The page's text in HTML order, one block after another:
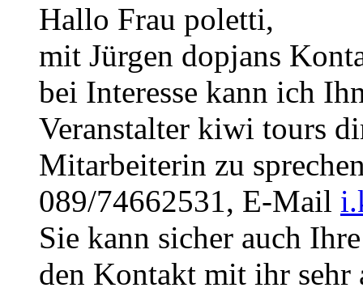
Hallo Frau poletti,
mit Jürgen dopjans
bei Interesse kann ich
Veranstalter kiwi tours
Mitarbeiterin zu
089/74662531, E-Mail
Sie kann sicher auch
den Kontakt mit ihr sehr